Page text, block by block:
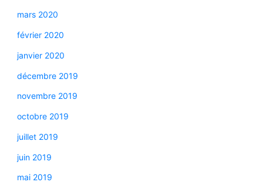
mars 2020
février 2020
janvier 2020
décembre 2019
novembre 2019
octobre 2019
juillet 2019
juin 2019
mai 2019